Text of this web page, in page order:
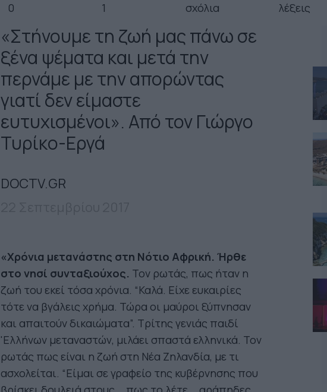
0 1 σχόλια λέξεις
«Στήνουμε τη ζωή μας πάνω σε
ξένα ψέματα και μετά την
περνάμε με την απορώντας
γιατί δεν είμαστε
ευτυχισμένοι». Από τον Γιώργο
Τυρίκο-Εργά
DOCTV.GR
«Χρόνια μετανάστης στη Νότιο Αφρική. Ήρθε
στο νησί συνταξιούχος. Τον ρωτάς, πως ήταν η
ζωή του εκεί τόσα χρόνια. “Καλά. Είχε ευκαιρίες
τότε να βγάλεις χρήμα. Τώρα οι μαύροι ξύπνησαν
και απαιτούν δικαιώματα”. Τρίτης γενιάς παιδί
'Ελλήνων μεταναστών, μιλάει σπαστά ελληνικά. Τον
ρωτάς πως είναι η ζωή στη Νέα Ζηλανδία, με τι
ασχολείται. “Είμαι σε γραφείο της κυβέρνησης που